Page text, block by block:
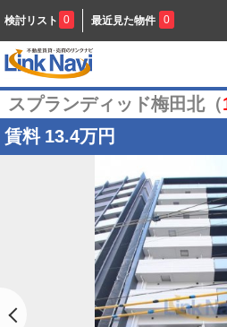
検討リスト 0 最近見た物件 0
スプランディッド梅田北（
賃料 13.4万円